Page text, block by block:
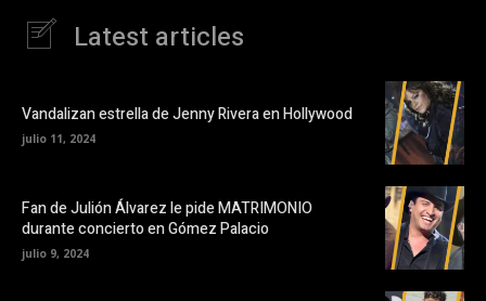
Latest articles
Vandalizan estrella de Jenny Rivera en Hollywood
julio 11, 2024
Fan de Julión Álvarez le pide MATRIMONIO
durante concierto en Gómez Palacio
julio 9, 2024